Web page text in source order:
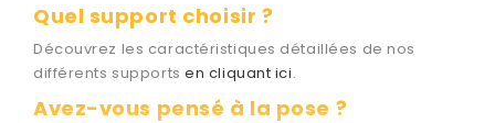
Quel support choisir ?
Découvrez les caractéristiques détaillées de nos
différents supportsen cliquant ici.
Avez-vous pensé à la pose ?